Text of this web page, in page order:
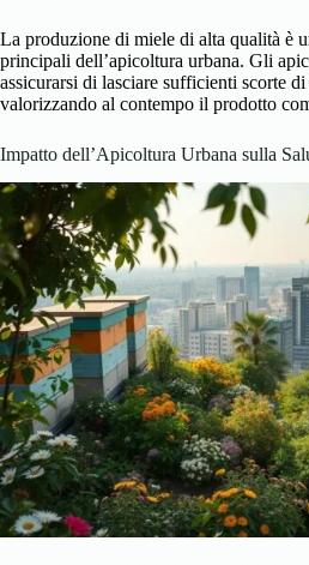
La produzione di miele di alta qualità è
principali dell’apicoltura urbana. Gli
assicurarsi di lasciare sufficienti scorte
valorizzando al contempo il prodotto
Impatto dell’Apicoltura Urbana sulla